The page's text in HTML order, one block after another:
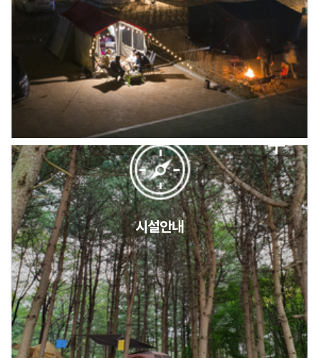
캠핑장(9월1일~6일) 미운영 공지
[6/1]전산시스템 점검 및 안정화에 따른 서비스 이용 제한 안내
시설안내